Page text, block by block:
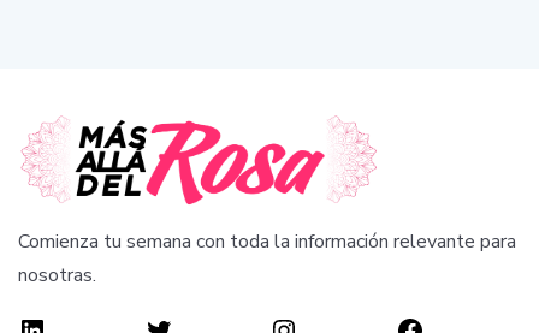
Comienza tu semana con toda la información relevante para
nosotras.